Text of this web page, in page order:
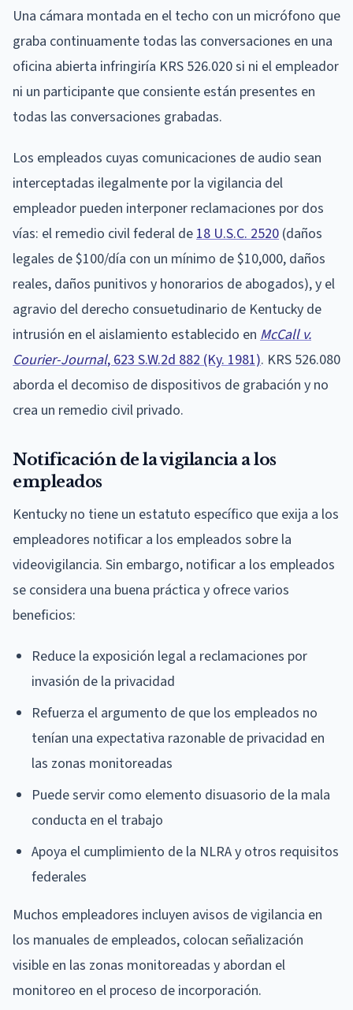
Una cámara montada en el techo con un micrófono que
graba continuamente todas las conversaciones en una
oficina abierta infringiría KRS 526.020 si ni el empleador
ni un participante que consiente están presentes en
todas las conversaciones grabadas.
Los empleados cuyas comunicaciones de audio sean
interceptadas ilegalmente por la vigilancia del
empleador pueden interponer reclamaciones por dos
vías: el remedio civil federal de 18 U.S.C. 2520 (daños
legales de $100/día con un mínimo de $10,000, daños
reales, daños punitivos y honorarios de abogados), y el
agravio del derecho consuetudinario de Kentucky de
intrusión en el aislamiento establecido en McCall v.
Courier-Journal, 623 S.W.2d 882 (Ky. 1981). KRS 526.080
aborda el decomiso de dispositivos de grabación y no
crea un remedio civil privado.
Notificación de la vigilancia a los
empleados
Kentucky no tiene un estatuto específico que exija a los
empleadores notificar a los empleados sobre la
videovigilancia. Sin embargo, notificar a los empleados
se considera una buena práctica y ofrece varios
beneficios:
Reduce la exposición legal a reclamaciones por
invasión de la privacidad
Refuerza el argumento de que los empleados no
tenían una expectativa razonable de privacidad en
las zonas monitoreadas
Puede servir como elemento disuasorio de la mala
conducta en el trabajo
Apoya el cumplimiento de la NLRA y otros requisitos
federales
Muchos empleadores incluyen avisos de vigilancia en
los manuales de empleados, colocan señalización
visible en las zonas monitoreadas y abordan el
monitoreo en el proceso de incorporación.